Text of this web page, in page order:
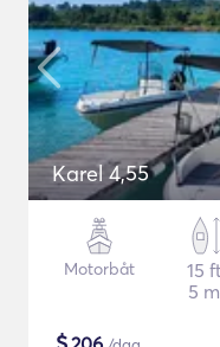
Karel 4,55
Motorbåt
15
5 m